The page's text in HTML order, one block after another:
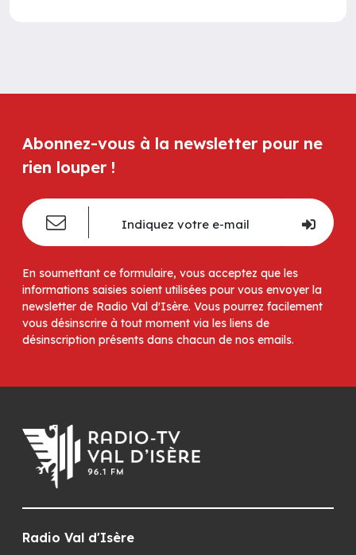
Abonnez-vous à la newsletter pour ne
rien louper !
En soumettant ce formulaire, vous acceptez que les
informations saisies soient utilisées pour vous envoyer la
newsletter de Radio Val d'Isère. Vous pourrez facilement
vous désinscrire à tout moment via les liens de
désinscription présents dans chacun de nos emails.
Radio Val d'Isère